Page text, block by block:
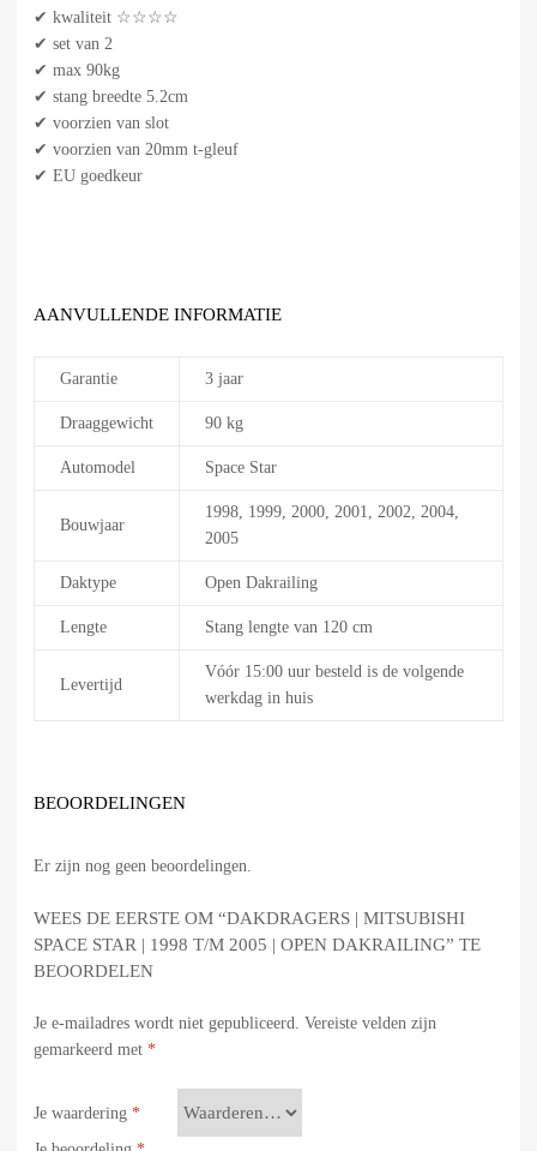
✔ kwaliteit ☆☆☆☆
✔ set van 2
✔ max 90kg
✔ stang breedte 5.2cm
✔ voorzien van slot
✔ voorzien van 20mm t-gleuf
✔ EU goedkeur
AANVULLENDE INFORMATIE
Garantie 3 jaar
Draaggewicht 90 kg
Automodel Space Star
Bouwjaar
1998, 1999, 2000, 2001, 2002, 2004,
2005
Daktype Open Dakrailing
Lengte Stang lengte van 120 cm
Levertijd
Vóór 15:00 uur besteld is de volgende
werkdag in huis
BEOORDELINGEN
Er zijn nog geen beoordelingen.
WEES DE EERSTE OM “DAKDRAGERS | MITSUBISHI
SPACE STAR | 1998 T/M 2005 | OPEN DAKRAILING” TE
BEOORDELEN
Je e-mailadres wordt niet gepubliceerd. Vereiste velden zijn
gemarkeerd met *
Je waardering *